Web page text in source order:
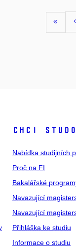
CHCI
Nabídka studijních
Proč na FI
Bakalářské
Navazující
Navazující
Přihláška ke studiu
Informace o studiu